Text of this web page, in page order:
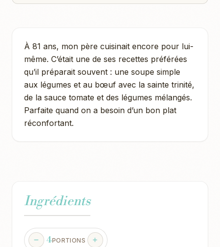
À 81 ans, mon père cuisinait encore pour lui-
même. C’était une de ses recettes préférées
qu’il préparait souvent : une soupe simple
aux légumes et au bœuf avec la sainte trinité,
de la sauce tomate et des légumes mélangés.
Parfaite quand on a besoin d’un bon plat
réconfortant.
Ingrédients
4PORTIONS